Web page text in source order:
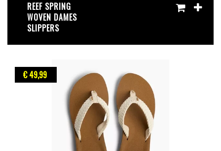
REEF SPRING
WOVEN DAMES
SLIPPERS
€ 49,99